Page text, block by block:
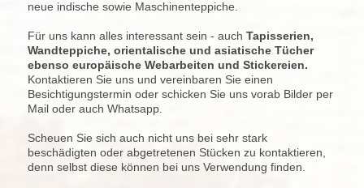
neue indische sowie Maschinenteppiche.
Für uns kann alles interessant sein - auch Tapisserien,
Wandteppiche, orientalische und asiatische Tücher
ebenso europäische Webarbeiten und Stickereien.
Kontaktieren Sie uns und vereinbaren Sie einen
Besichtigungstermin oder schicken Sie uns vorab Bilder per
Mail oder auch Whatsapp.
Scheuen Sie sich auch nicht uns bei sehr stark
beschädigten oder abgetretenen Stücken zu kontaktieren,
denn selbst diese können bei uns Verwendung finden.